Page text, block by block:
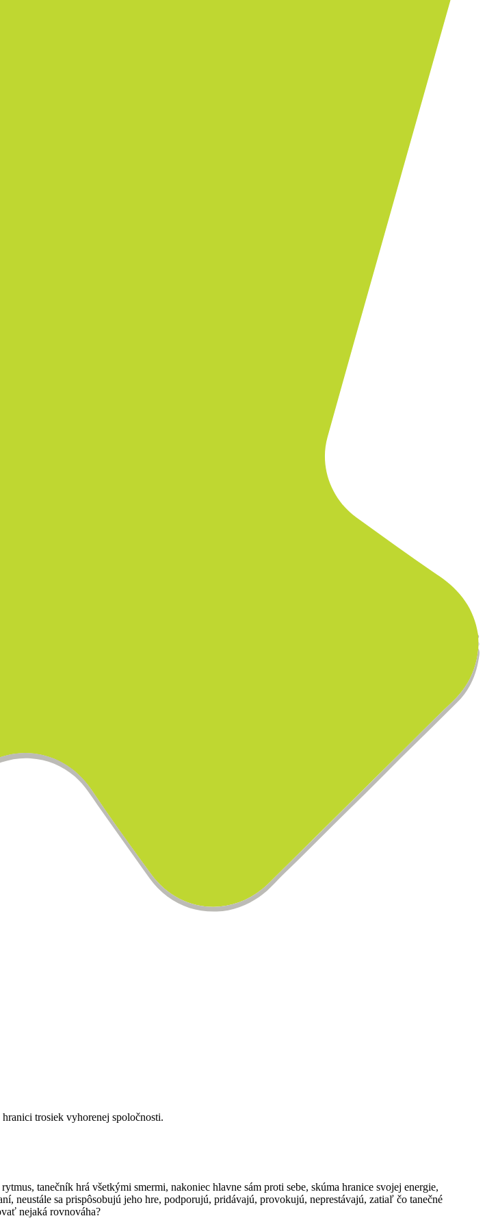
trosiek vyhorenej spoločnosti.
tanečník hrá všetkými smermi, nakoniec hlavne sám proti sebe, skúma hranice svojej energie,
neustále sa prispôsobujú jeho hre, podporujú, pridávajú, provokujú, neprestávajú, zatiaľ čo tanečné
nejaká rovnováha?